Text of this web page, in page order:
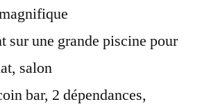
sur une grande piscine pour
salon
bar, 2 dépendances,